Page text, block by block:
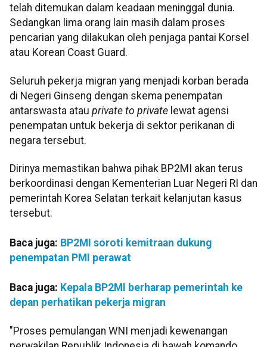
telah ditemukan dalam keadaan meninggal dunia.
Sedangkan lima orang lain masih dalam proses
pencarian yang dilakukan oleh penjaga pantai Korsel
atau Korean Coast Guard.
Seluruh pekerja migran yang menjadi korban berada
di Negeri Ginseng dengan skema penempatan
antarswasta atau private to private lewat agensi
penempatan untuk bekerja di sektor perikanan di
negara tersebut.
Dirinya memastikan bahwa pihak BP2MI akan terus
berkoordinasi dengan Kementerian Luar Negeri RI dan
pemerintah Korea Selatan terkait kelanjutan kasus
tersebut.
Baca juga: BP2MI soroti kemitraan dukung
penempatan PMI perawat
Baca juga: Kepala BP2MI berharap pemerintah ke
depan perhatikan pekerja migran
"Proses pemulangan WNI menjadi kewenangan